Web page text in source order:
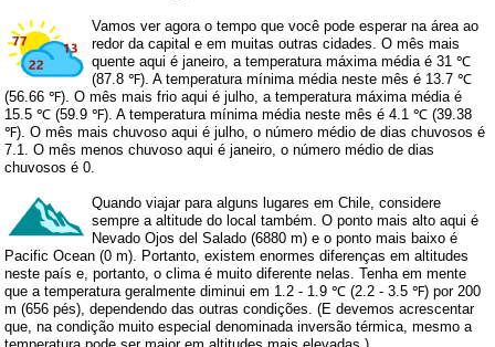
Vamos ver agora o tempo que você pode esperar na área ao
redor da capital e em muitas outras cidades. O mês mais
quente aqui é janeiro, a temperatura máxima média é 31 ℃
(87.8 ℉). A temperatura mínima média neste mês é 13.7 ℃
(56.66 ℉). O mês mais frio aqui é julho, a temperatura máxima média é
15.5 ℃ (59.9 ℉). A temperatura mínima média neste mês é 4.1 ℃ (39.38
℉). O mês mais chuvoso aqui é julho, o número médio de dias chuvosos é
7.1. O mês menos chuvoso aqui é janeiro, o número médio de dias
chuvosos é 0.
Quando viajar para alguns lugares em Chile, considere
sempre a altitude do local também. O ponto mais alto aqui é
Nevado Ojos del Salado (6880 m) e o ponto mais baixo é
Pacific Ocean (0 m). Portanto, existem enormes diferenças em altitudes
neste país e, portanto, o clima é muito diferente nelas. Tenha em mente
que a temperatura geralmente diminui em 1.2 - 1.9 ℃ (2.2 - 3.5 ℉) por 200
m (656 pés), dependendo das outras condições. (E devemos acrescentar
que, na condição muito especial denominada inversão térmica, mesmo a